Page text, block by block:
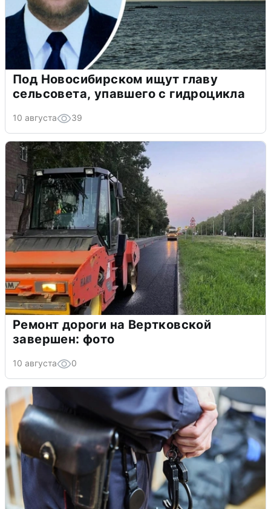
Под Новосибирском ищут главу
сельсовета, упавшего с гидроцикла
10 августа 39
Ремонт дороги на Вертковской
завершен: фото
10 августа 0